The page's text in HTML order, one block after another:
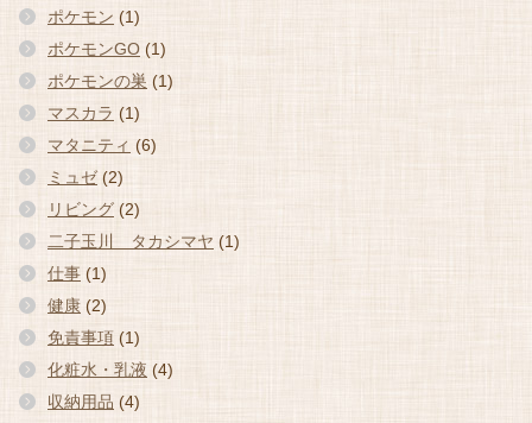
ポケモン (1)
ポケモンGO (1)
ポケモンの巣 (1)
マスカラ (1)
マタニティ (6)
ミュゼ(2)
リビング (2)
二子玉川 タカシマヤ (1)
仕事 (1)
健康 (2)
免責事項 (1)
化粧水・乳液 (4)
収納用品 (4)